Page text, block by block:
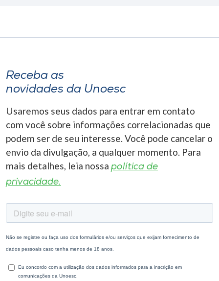
Receba as
novidades da Unoesc
Usaremos seus dados para entrar em contato
com você sobre informações correlacionadas que
podem ser de seu interesse. Você pode cancelar o
envio da divulgação, a qualquer momento. Para
mais detalhes, leia nossa política de
privacidade.